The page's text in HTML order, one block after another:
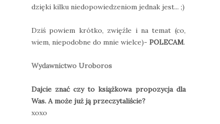
dzięki kilku niedopowiedzeniom jednak jest... ;)
Dziś powiem krótko, zwięźle i na temat (co,
wiem, niepodobne do mnie wielce)- POLECAM.
Wydawnictwo Uroboros
Dajcie znać czy to książkowa propozycja dla
Was. A może już ją przeczytaliście?
xoxo